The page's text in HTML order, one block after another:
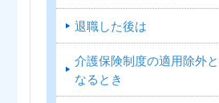
退職した後は
介護保険制度の適用除外と
なるとき